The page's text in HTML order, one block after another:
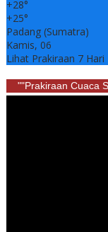
+28°
+25°
Padang (Sumatra)
Kamis, 06
Lihat Prakiraan 7 Hari
""Prakiraan Cuaca